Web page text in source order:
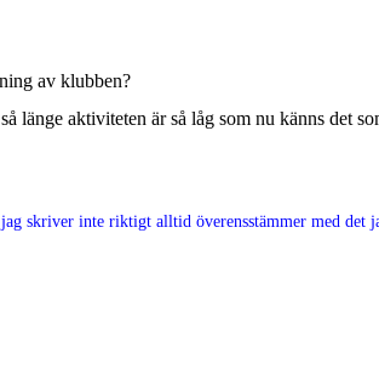
av klubben?
länge aktiviteten är så låg som nu känns det
skriver inte riktigt alltid överensstämmer med det